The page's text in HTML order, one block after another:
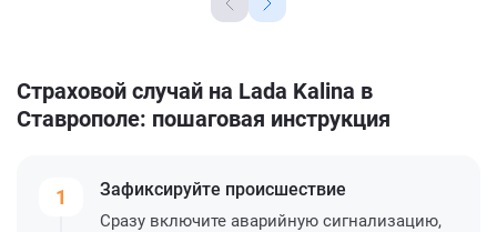
Страховой случай на Lada Kalina в
Ставрополе: пошаговая инструкция
1 Зафиксируйте происшествие
Сразу включите аварийную сигнализацию,